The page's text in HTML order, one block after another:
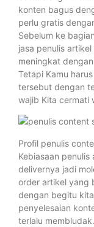
konten bagus
perlu gratis
Sebelum ke
jasa penulis
meningkat
Tetapi Kamu
tersebut dengan
wajib Kita cermati
Profil penulis
Kebiasaan
delivernya jadi
order artikel yang
dengan begitu
penyelesaian
terlalu